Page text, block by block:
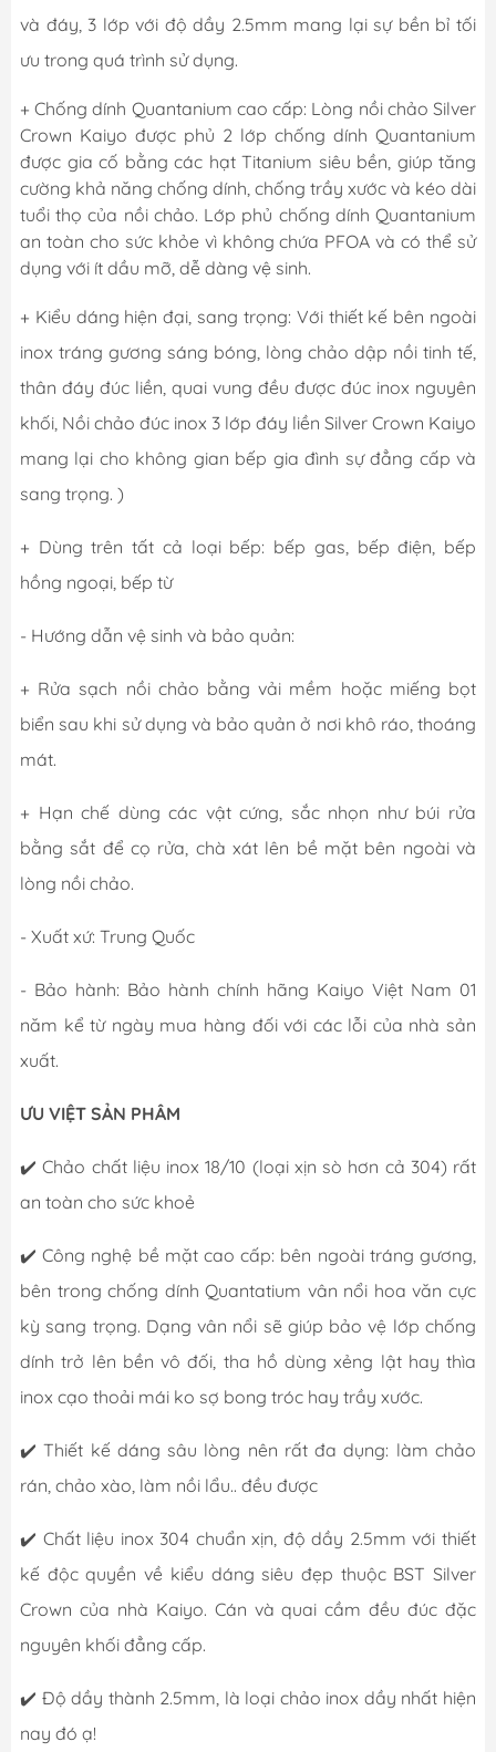
và đáy, 3 lớp với độ dầy 2.5mm mang lại sự bền bỉ tối
ưu trong quá trình sử dụng.
+ Chống dính Quantanium cao cấp: Lòng nồi chảo Silver
Crown Kaiyo được phủ 2 lớp chống dính Quantanium
được gia cố bằng các hạt Titanium siêu bền, giúp tăng
cường khả năng chống dính, chống trầy xước và kéo dài
tuổi thọ của nồi chảo. Lớp phủ chống dính Quantanium
an toàn cho sức khỏe vì không chứa PFOA và có thể sử
dụng với ít dầu mỡ, dễ dàng vệ sinh.
+ Kiểu dáng hiện đại, sang trọng: Với thiết kế bên ngoài
inox tráng gương sáng bóng, lòng chảo dập nồi tinh tế,
thân đáy đúc liền, quai vung đều được đúc inox nguyên
khối, Nồi chảo đúc inox 3 lớp đáy liền Silver Crown Kaiyo
mang lại cho không gian bếp gia đình sự đẳng cấp và
sang trọng. )
+ Dùng trên tất cả loại bếp: bếp gas, bếp điện, bếp
hồng ngoại, bếp từ
- Hướng dẫn vệ sinh và bảo quản:
+ Rửa sạch nồi chảo bằng vải mềm hoặc miếng bọt
biển sau khi sử dụng và bảo quản ở nơi khô ráo, thoáng
mát.
+ Hạn chế dùng các vật cứng, sắc nhọn như búi rửa
bằng sắt để cọ rửa, chà xát lên bề mặt bên ngoài và
lòng nồi chảo.
- Xuất xứ: Trung Quốc
- Bảo hành: Bảo hành chính hãng Kaiyo Việt Nam 01
năm kể từ ngày mua hàng đối với các lỗi của nhà sản
xuất.
ƯU VIỆT SẢN PHÂM
✔️ Chảo chất liệu inox 18/10 (loại xịn sò hơn cả 304) rất
an toàn cho sức khoẻ
✔️ Công nghệ bề mặt cao cấp: bên ngoài tráng gương,
bên trong chống dính Quantatium vân nổi hoa văn cực
kỳ sang trọng. Dạng vân nổi sẽ giúp bảo vệ lớp chống
dính trở lên bền vô đối, tha hồ dùng xẻng lật hay thìa
inox cạo thoải mái ko sợ bong tróc hay trầy xước.
✔️ Thiết kế dáng sâu lòng nên rất đa dụng: làm chảo
rán, chảo xào, làm nồi lẩu.. đều được
✔️ Chất liệu inox 304 chuẩn xịn, độ dầy 2.5mm với thiết
kế độc quyền về kiểu dáng siêu đẹp thuộc BST Silver
Crown của nhà Kaiyo. Cán và quai cầm đều đúc đặc
nguyên khối đẳng cấp.
✔️ Độ dầy thành 2.5mm, là loại chảo inox dầy nhất hiện
nay đó ạ!